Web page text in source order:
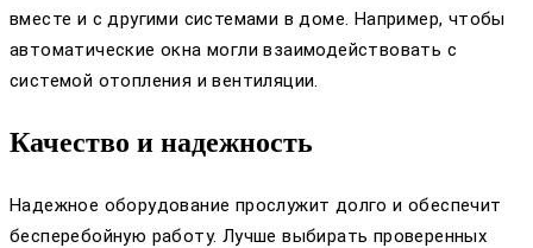
вместе и с другими системами в доме. Например, чтобы
автоматические окна могли взаимодействовать с
системой отопления и вентиляции.
Качество и надежность
Надежное оборудование прослужит долго и обеспечит
бесперебойную работу. Лучше выбирать проверенных